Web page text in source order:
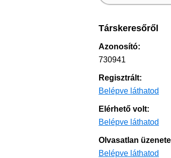
Társkeresőről
Azonosító:
730941
Regisztrált:
Belépve láthatod
Elérhető volt:
Belépve láthatod
Olvasatlan
Belépve láthatod